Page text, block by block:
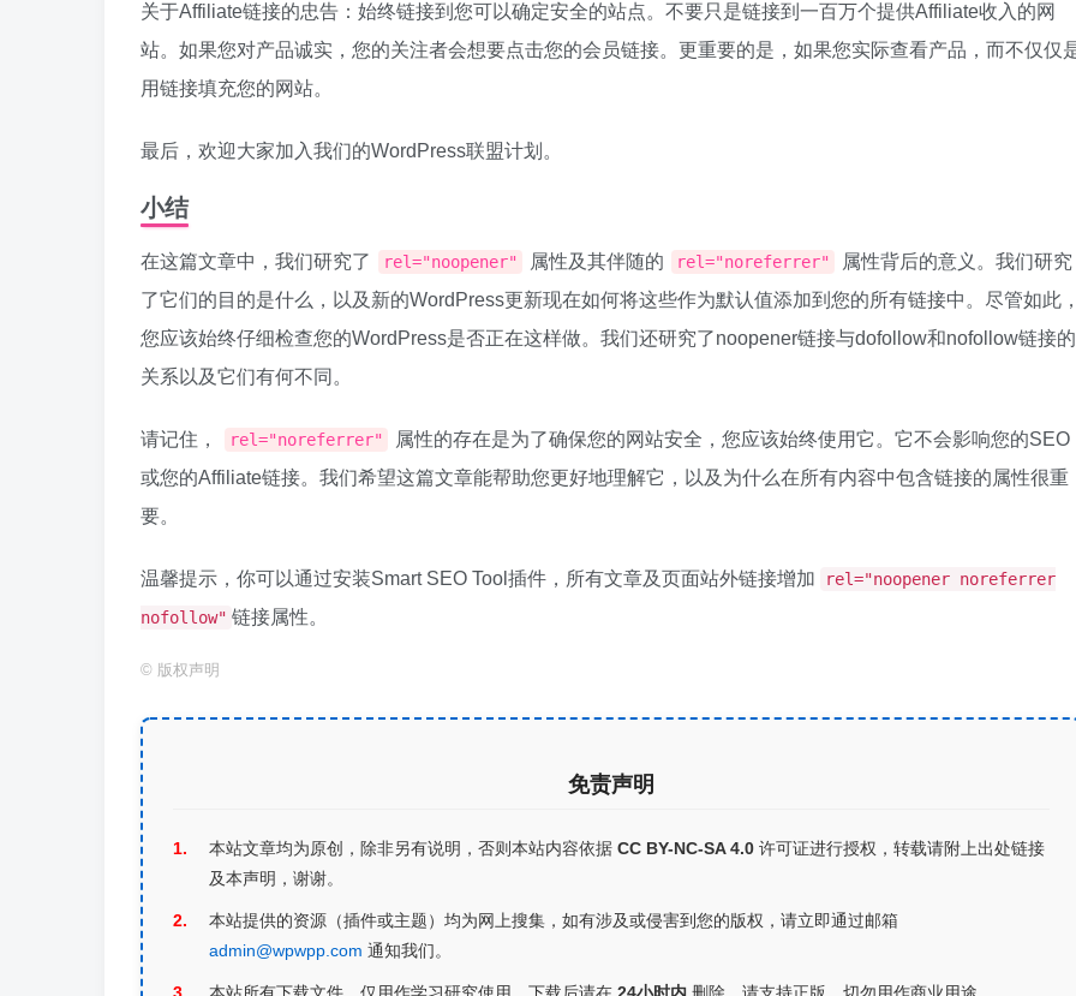
关于Affiliate链接的忠告：始终链接到您可以确定安全的站点。不要只是链接到一百万个提供Affiliate收入的网
站。如果您对产品诚实，您的关注者会想要点击您的会员链接。更重要的是，如果您实际查看产品，而不仅仅
用链接填充您的网站。
最后，欢迎大家加入我们的WordPress联盟计划。
小结
在这篇文章中，我们研究了 rel="noopener" 属性及其伴随的 rel="noreferrer"
属性背后的意义。我们研究
了它们的目的是什么，以及新的WordPress更新现在如何将这些作为默认值添加到您的所有链接中。尽管如此
您应该始终仔细检查您的WordPress是否正在这样做。我们还研究了noopener链接与dofollow和nofollow链接的
关系以及它们有何不同。
请记住， rel="noreferrer"
属性的存在是为了确保您的网站安全，您应该始终使用它。它不会影响您的SEO
或您的Affiliate链接。我们希望这篇文章能帮助您更好地理解它，以及为什么在所有内容中包含链接的属性很重
要。
温馨提示，你可以通过安装Smart SEO Tool插件，所有文章及页面站外链接增加
rel="noopener noreferrer
nofollow" 链接属性。
© 版权声明
免责声明
本站文章均为原创，除非另有说明，否则本站内容依据 CC BY-NC-SA 4.0 许可证进行授权，转载请附上出处链接
及本声明，谢谢。
本站提供的资源（插件或主题）均为网上搜集，如有涉及或侵害到您的版权，请立即通过邮箱
admin@wpwpp.com 通知我们。